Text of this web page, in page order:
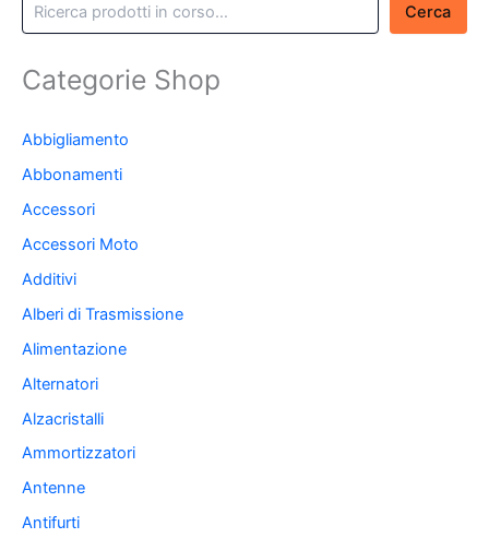
Cerca
Categorie Shop
Abbigliamento
Abbonamenti
Accessori
Accessori Moto
Additivi
Alberi di Trasmissione
Alimentazione
Alternatori
Alzacristalli
Ammortizzatori
Antenne
Antifurti